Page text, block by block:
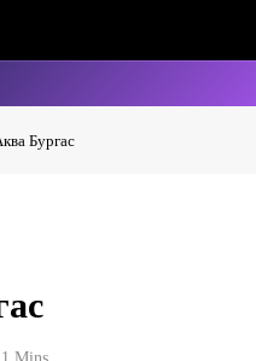
Alexander
Tour
Бургас